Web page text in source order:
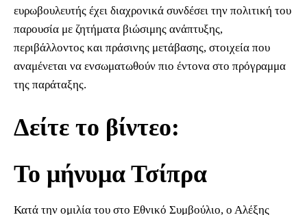
ευρωβουλευτής έχει διαχρονικά συνδέσει την πολιτική του
παρουσία με ζητήματα βιώσιμης ανάπτυξης,
περιβάλλοντος και πράσινης μετάβασης, στοιχεία που
αναμένεται να ενσωματωθούν πιο έντονα στο πρόγραμμα
της παράταξης.
Δείτε το βίντεο:
Το μήνυμα Τσίπρα
Κατά την ομιλία του στο Εθνικό Συμβούλιο, ο Αλέξης